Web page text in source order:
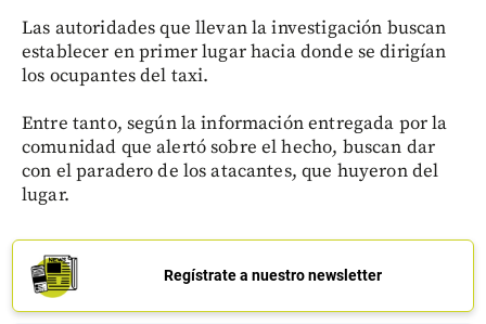
Las autoridades que llevan la investigación buscan
establecer en primer lugar hacia donde se dirigían
los ocupantes del taxi.
Entre tanto, según la información entregada por la
comunidad que alertó sobre el hecho, buscan dar
con el paradero de los atacantes, que huyeron del
lugar.
Regístrate a nuestro newsletter